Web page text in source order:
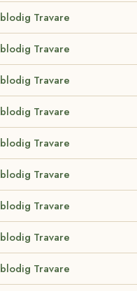
Travare
Travare
Travare
Travare
Travare
Travare
Travare
Travare
Travare